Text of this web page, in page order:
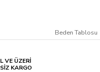
Beden Tablosu
VE ÜZERİ
KARGO